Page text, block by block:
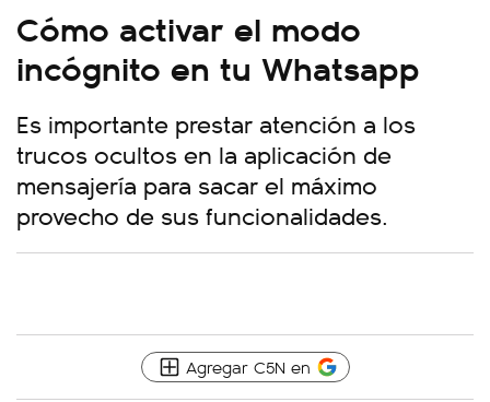
Cómo activar el modo
incógnito en tu Whatsapp
Es importante prestar atención a los
trucos ocultos en la aplicación de
mensajería para sacar el máximo
provecho de sus funcionalidades.
Agregar C5N en